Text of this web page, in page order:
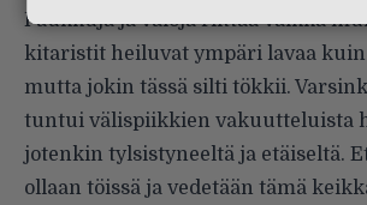
Paukkuja ja valoja riittää vaikka
kitaristit heiluvat ympäri lavaa
mutta jokin tässä silti tökkii.
tuntui välispiikkien vakuutteluista
jotenkin tylsistyneeltä ja etäiseltä.
ollaan töissä ja vedetään tämä